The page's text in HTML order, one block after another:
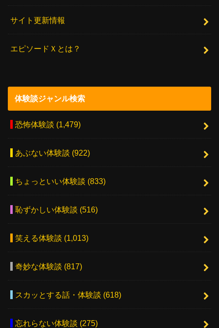
サイト更新情報
エピソードＸとは？
体験談ジャンル検索
恐怖体験談 (1,479)
あぶない体験談 (922)
ちょっといい体験談 (833)
恥ずかしい体験談 (516)
笑える体験談 (1,013)
奇妙な体験談 (817)
スカッとする話・体験談 (618)
忘れらない体験談 (275)